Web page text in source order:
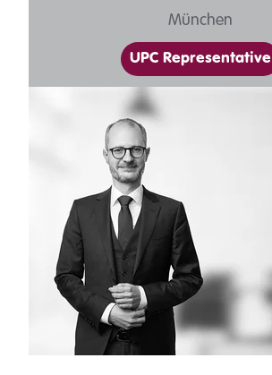
München
UPC Representative